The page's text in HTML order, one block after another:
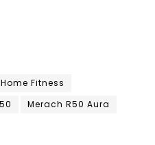
Home Fitness
Merach R50 Aura